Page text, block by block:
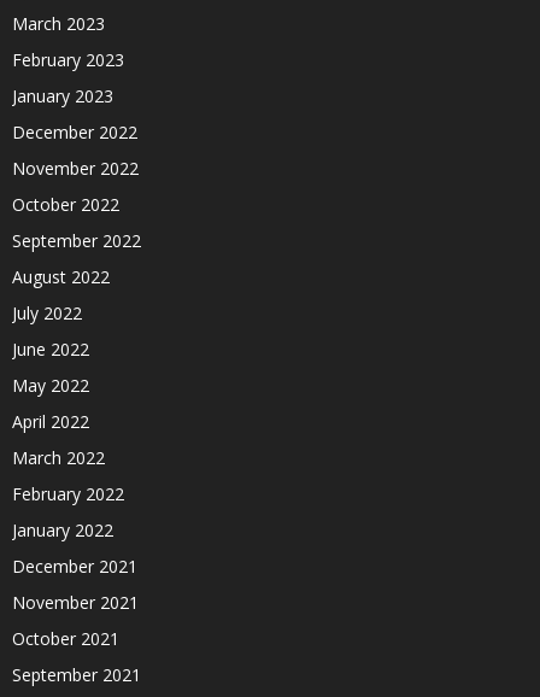
March 2023
February 2023
January 2023
December 2022
November 2022
October 2022
September 2022
August 2022
July 2022
June 2022
May 2022
April 2022
March 2022
February 2022
January 2022
December 2021
November 2021
October 2021
September 2021